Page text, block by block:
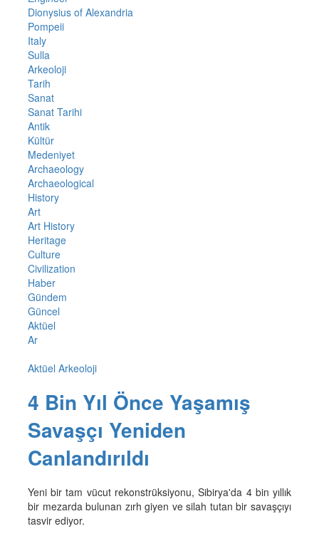
Dionysius of Alexandria
Pompeii
Italy
Sulla
Arkeoloji
Tarih
Sanat
Sanat Tarihi
Antik
Kültür
Medeniyet
Archaeology
Archaeological
History
Art
Art History
Heritage
Culture
Civilization
Haber
Gündem
Güncel
Aktüel
Ar
Aktüel Arkeoloji
4 Bin Yıl Önce Yaşamış
Savaşçı Yeniden
Canlandırıldı
Yeni bir tam vücut rekonstrüksiyonu, Sibirya'da 4 bin yıllık
bir mezarda bulunan zırh giyen ve silah tutan bir savaşçıyı
tasvir ediyor.